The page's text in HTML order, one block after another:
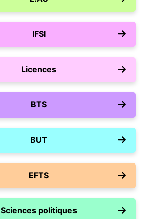
IFSI
Licences
BTS
BUT
EFTS
Sciences politiques